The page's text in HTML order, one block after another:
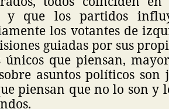
y que los partidos
los votantes de
guiadas por sus
únicos que piensan,
asuntos políticos
piensan que no lo son y